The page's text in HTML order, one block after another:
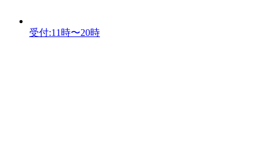
受付:11時〜20時